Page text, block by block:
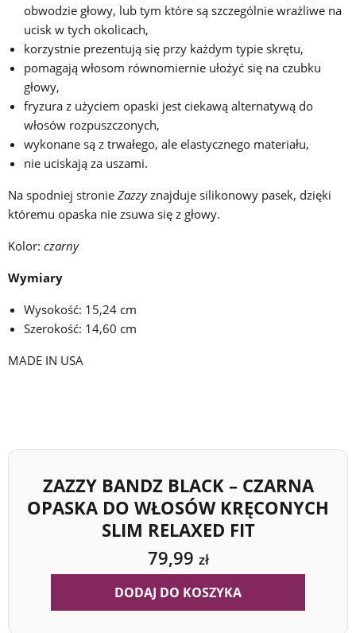
obwodzie głowy, lub tym które są szczególnie wrażliwe na
ucisk w tych okolicach,
korzystnie prezentują się przy każdym typie skrętu,
pomagają włosom równomiernie ułożyć się na czubku
głowy,
fryzura z użyciem opaski jest ciekawą alternatywą do
włosów rozpuszczonych,
wykonane są z trwałego, ale elastycznego materiału,
nie uciskają za uszami.
Na spodniej stronie Zazzyznajduje silikonowy pasek, dzięki
któremu opaska nie zsuwa się z głowy.
Kolor: czarny
Wymiary
Wysokość: 15,24 cm
Szerokość: 14,60 cm
MADE IN USA
ZAZZY BANDZ BLACK – CZARNA
OPASKA DO WŁOSÓW KRĘCONYCH
SLIM RELAXED FIT
79,99 zł
DODAJ DO KOSZYKA